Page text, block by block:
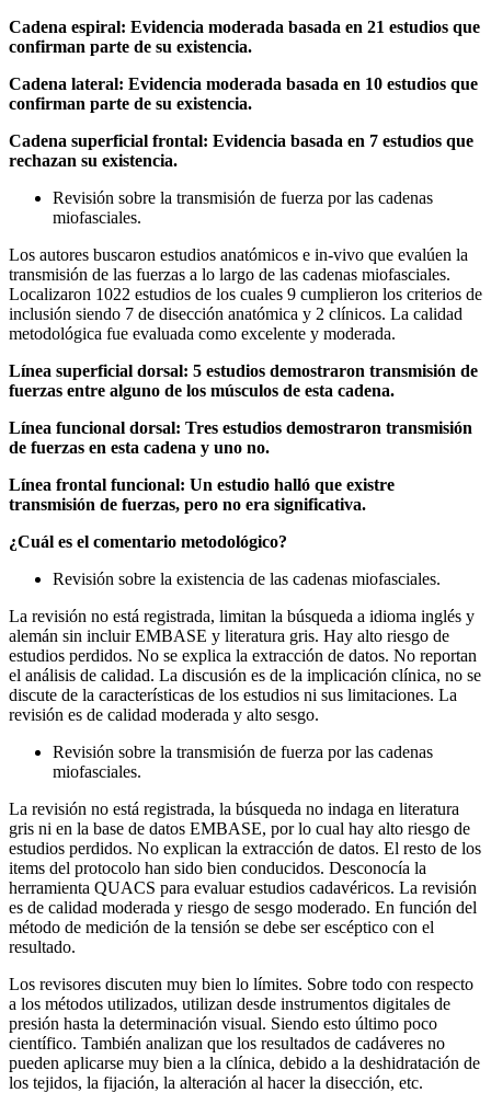
Cadena espiral: Evidencia moderada basada en 21 estudios que
confirman parte de su existencia.
Cadena lateral: Evidencia moderada basada en 10 estudios que
confirman parte de su existencia.
Cadena superficial frontal: Evidencia basada en 7 estudios que
rechazan su existencia.
Revisión sobre la transmisión de fuerza por las cadenas
miofasciales.
Los autores buscaron estudios anatómicos e in-vivo que evalúen la
transmisión de las fuerzas a lo largo de las cadenas miofasciales.
Localizaron 1022 estudios de los cuales 9 cumplieron los criterios de
inclusión siendo 7 de disección anatómica y 2 clínicos. La calidad
metodológica fue evaluada como excelente y moderada.
Línea superficial dorsal: 5 estudios demostraron transmisión de
fuerzas entre alguno de los músculos de esta cadena.
Línea funcional dorsal: Tres estudios demostraron transmisión
de fuerzas en esta cadena y uno no.
Línea frontal funcional: Un estudio halló que existre
transmisión de fuerzas, pero no era significativa.
¿Cuál es el comentario metodológico?
Revisión sobre la existencia de las cadenas miofasciales.
La revisión no está registrada, limitan la búsqueda a idioma inglés y
alemán sin incluir EMBASE y literatura gris. Hay alto riesgo de
estudios perdidos. No se explica la extracción de datos. No reportan
el análisis de calidad. La discusión es de la implicación clínica, no se
discute de la características de los estudios ni sus limitaciones. La
revisión es de calidad moderada y alto sesgo.
Revisión sobre la transmisión de fuerza por las cadenas
miofasciales.
La revisión no está registrada, la búsqueda no indaga en literatura
gris ni en la base de datos EMBASE, por lo cual hay alto riesgo de
estudios perdidos. No explican la extracción de datos. El resto de los
items del protocolo han sido bien conducidos. Desconocía la
herramienta QUACS para evaluar estudios cadavéricos. La revisión
es de calidad moderada y riesgo de sesgo moderado. En función del
método de medición de la tensión se debe ser escéptico con el
resultado.
Los revisores discuten muy bien lo límites. Sobre todo con respecto
a los métodos utilizados, utilizan desde instrumentos digitales de
presión hasta la determinación visual. Siendo esto último poco
científico. También analizan que los resultados de cadáveres no
pueden aplicarse muy bien a la clínica, debido a la deshidratación de
los tejidos, la fijación, la alteración al hacer la disección, etc.